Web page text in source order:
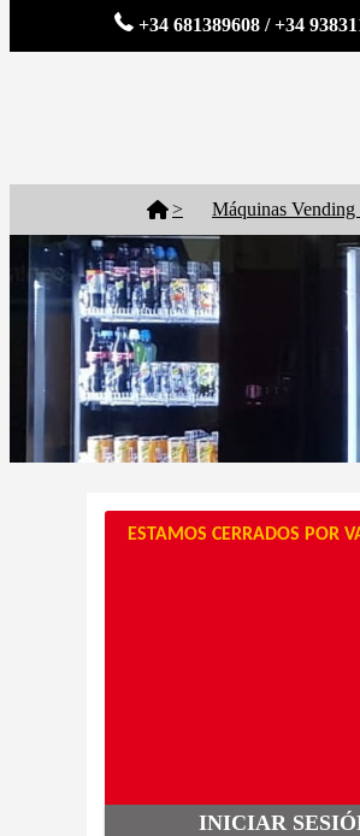
+34 681389608 / +34
> Máquinas
ESTAMOS CERRADOS POR
INICIAR